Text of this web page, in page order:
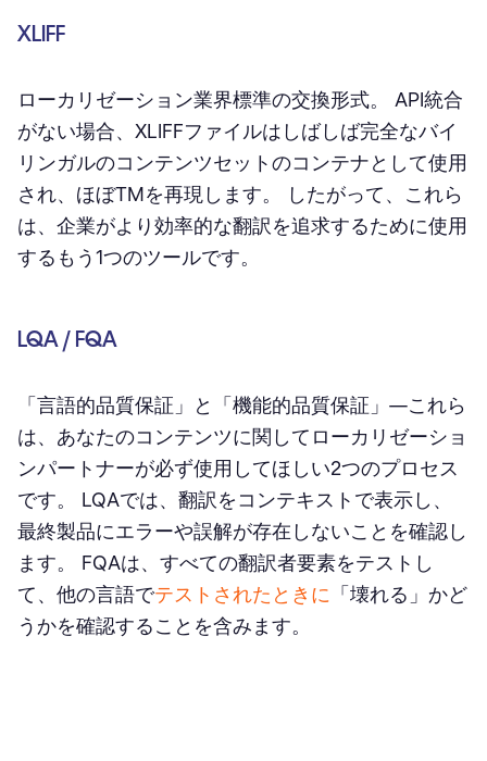
XLIFF
ローカリゼーション業界標準の交換形式。 API統合
がない場合、XLIFFファイルはしばしば完全なバイ
リンガルのコンテンツセットのコンテナとして使用
され、ほぼTMを再現します。 したがって、これら
は、企業がより効率的な翻訳を追求するために使用
するもう1つのツールです。
LQA / FQA
「言語的品質保証」と「機能的品質保証」⁠—これら
は、あなたのコンテンツに関してローカリゼーショ
ンパートナーが必ず使用してほしい2つのプロセス
です。 LQAでは、翻訳をコンテキストで表示し、
最終製品にエラーや誤解が存在しないことを確認し
ます。 FQAは、すべての翻訳者要素をテストし
て、他の言語でテストされたときに 「壊れる」かど
うかを確認することを含みます。